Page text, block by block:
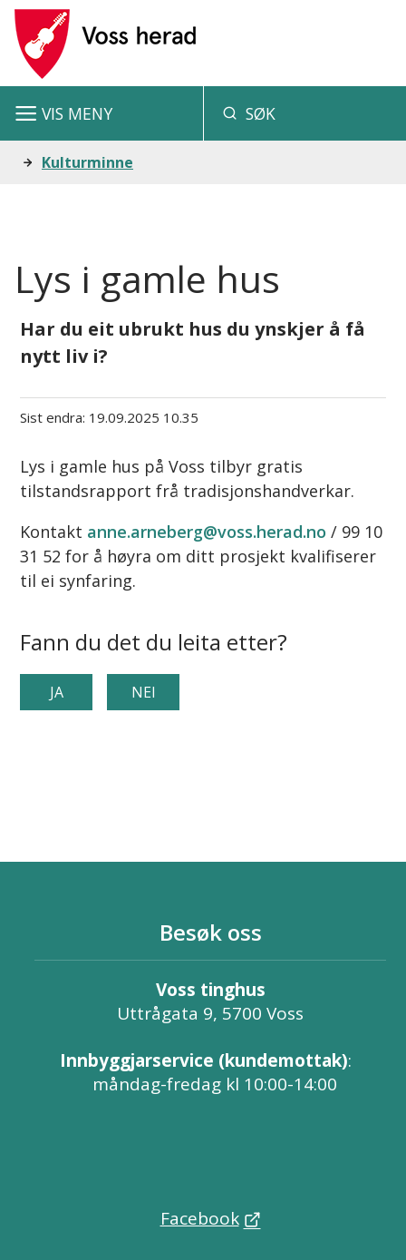
V
s
a
d
SØK
VIS MENY
Du Kulturminne
Lys i gamle hus
Har du eit ubrukt hus du ynskjer å få
nytt liv i?
Sist endra 19.09.2025 10.35
Lys i gamle hus på Voss tilbyr gratis
tilstandsrapport frå tradisjonshandverkar.
Kontakt anne.arneberg@voss.herad.no / 99 10
31 52 for å høyra om ditt prosjekt kvalifiserer
til ei synfaring.
Fann du det du leita etter?
JA NEI
Besøk oss
Voss tinghus
Uttrågata 9, 5700 Voss
Innbyggjarservice (kundemottak):
måndag-fredag kl 10:00-14:00
Facebook